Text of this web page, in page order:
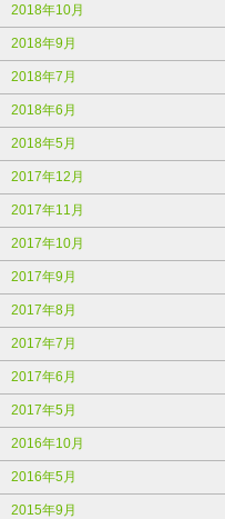
2018年10月
2018年9月
2018年7月
2018年6月
2018年5月
2017年12月
2017年11月
2017年10月
2017年9月
2017年8月
2017年7月
2017年6月
2017年5月
2016年10月
2016年5月
2015年9月